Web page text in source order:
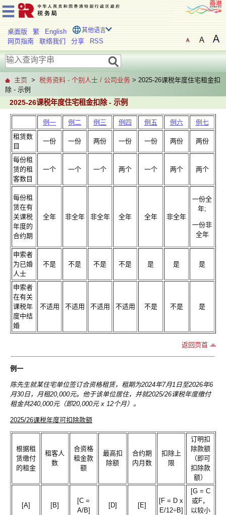
桌面版 繁 English 其他语言
网页指南 联络我们 分享 RSS
主页 > 税务资料 - 个别人士 / 公司业务 > 2025-26课税年度住宅租金扣
除 - 示例
2025-26课税年度住宅租金扣除 - 示例
例一 例二 例三 例四 例五 例六
例七
租赁数
目
一份 一份 两份 一份 一份 两份 两份
每份租
赁的租
客数目
一个 一个 一个 两个 一个 两个 两个
每份租
赁在有
关课税
年度的
合约期
全年 非全年 非全年 全年 全年 非全年
一份全
年;
一份非
全年
申索者
为已婚
人士
不是 不是 不是 不是 是 是 是
申索者
在有关
课税年
度中结
婚
不适用 不适用 不适用 不适用 不是 不是 是
返回页首
例一
陈先生就某住宅单位签订合资格租赁，租期为2024年7月1日至2026年6
月30日，月租20,000元。他于该单位居住，并就2025/26课税年度缴付
租金共240,000元（即20,000元 x 12个月）。
2025/26课税年度可扣除款额
根据租
赁缴付
的租金
租客人
数
合资格
租金款
额
最高扣
除额
合约期
内月数
扣除上
限
订明扣
除款额
（即可
扣除款
额）
[A] [B]
[C =
A/B]
[D] [E]
[F = D x
E/12÷B]
[G = C
或F，
以较小